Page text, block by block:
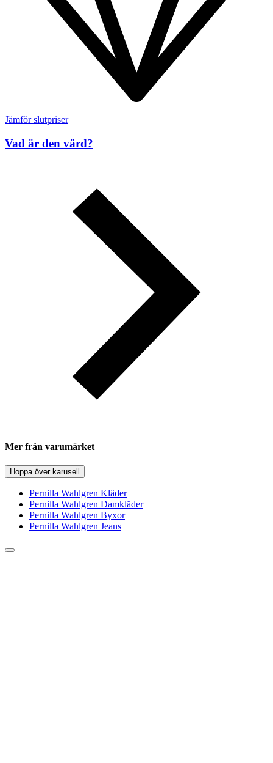
Jämför slutpriser
Vad är den värd?
Mer från varumärket
Hoppa över karusell
Pernilla Wahlgren Kläder
Pernilla Wahlgren Damkläder
Pernilla Wahlgren Byxor
Pernilla Wahlgren Jeans